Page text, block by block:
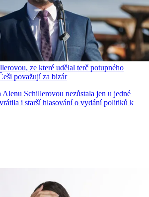
ze které udělal terč potupného
považují za bizár
Alenu Schillerovou nezůstala jen u jedné
i starší hlasování o vydání politiků k